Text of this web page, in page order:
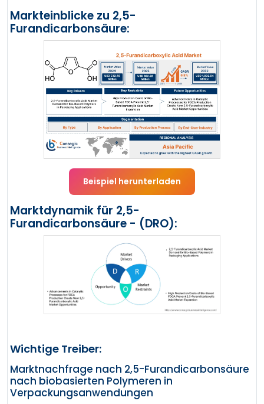
Markteinblicke zu 2,5-
Furandicarbonsäure:
Beispiel herunterladen
Marktdynamik für 2,5-
Furandicarbonsäure - (DRO):
Wichtige Treiber:
Marktnachfrage nach 2,5-Furandicarbonsäure
nach biobasierten Polymeren in
Verpackungsanwendungen